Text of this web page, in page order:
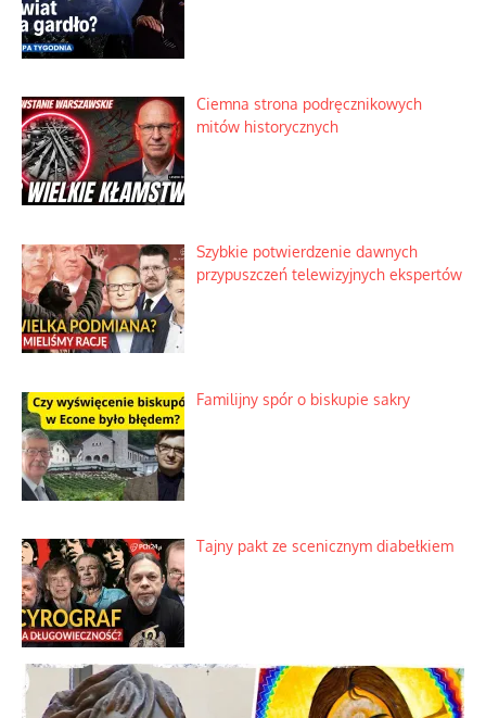
Ciemna strona podręcznikowych
mitów historycznych
Szybkie potwierdzenie dawnych
przypuszczeń telewizyjnych ekspertów
Familijny spór o biskupie sakry
Tajny pakt ze scenicznym diabełkiem